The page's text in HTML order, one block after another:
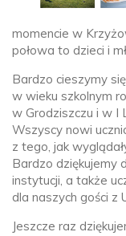
momencie w
połowa to dzieci i
Bardzo cieszymy
w wieku szkolnym
w Grodziszczu i w I
Wszyscy nowi
z tego, jak
Bardzo dziękujemy
instytucji, a także
dla naszych gości z
Jeszcze raz